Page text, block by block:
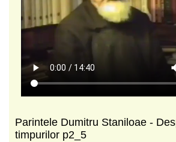
Parintele Dumitru Staniloae -
timpurilor p2_5